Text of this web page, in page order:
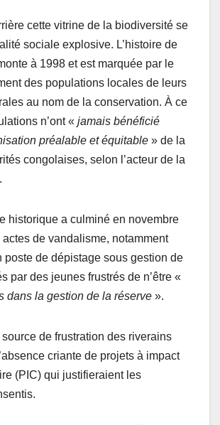
cette vitrine de la biodiversité se
sociale explosive. L’histoire de
à 1998 et est marquée par le
des populations locales de leurs
au nom de la conservation. À ce
n’ont « jamais bénéficié
préalable et équitable » de la
congolaises, selon l’acteur de la
historique a culminé en novembre
de vandalisme, notamment
poste de dépistage sous gestion de
par des jeunes frustrés de n’être «
dans la gestion de la réserve ».
de frustration des riverains
criante de projets à impact
(PIC) qui justifieraient les